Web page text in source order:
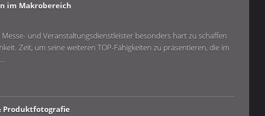
im Makrobereich
und Veranstaltungsdienstleister besonders hart zu schaffen
Zeit, um seine weiteren TOP-Fähigkeiten zu präsentieren, die im
Produktfotografie